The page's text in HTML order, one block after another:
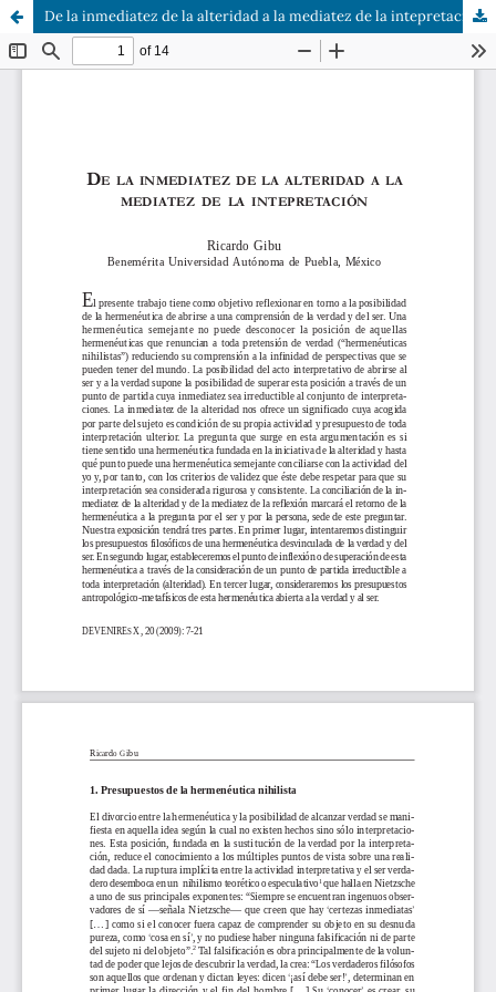
De la inmediatez de la alteridad a la mediatez de la intepretación